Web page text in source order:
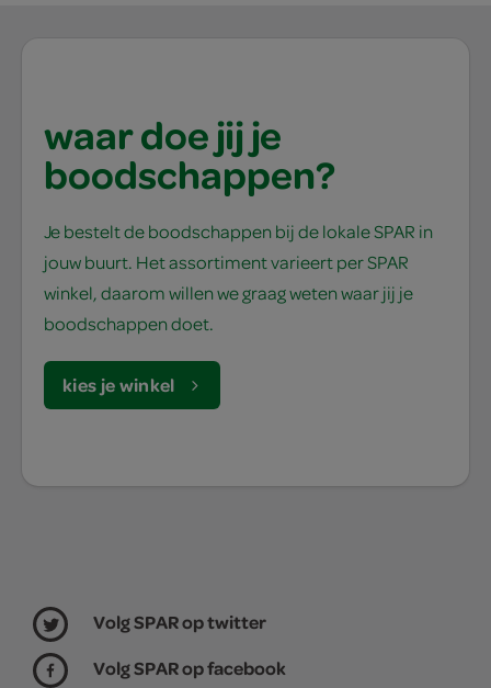
waar doe jij je
boodschappen?
Je bestelt de boodschappen bij de lokale SPAR in
jouw buurt. Het assortiment varieert per SPAR
winkel, daarom willen we graag weten waar jij je
boodschappen doet.
kies je winkel
Volg SPAR op twitter
Volg SPAR op facebook